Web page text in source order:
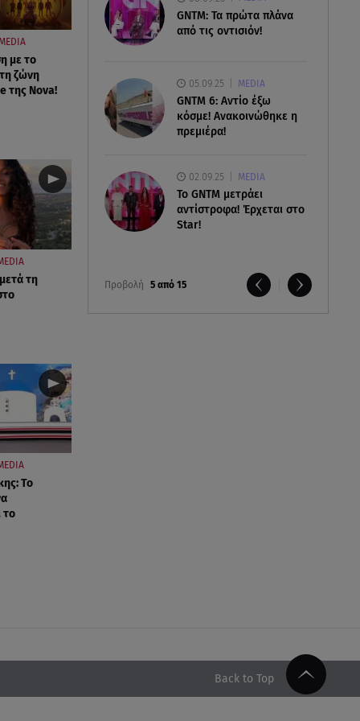
GNTM: Τα πρώτα πλάνα
από τις οντισιόν!
05.09.25 MEDIA
GNTM 6: Αντίο έξω
κόσμε! Ανακοινώθηκε η
πρεμιέρα!
02.09.25 MEDIA
Το GNTM μετράει
αντίστροφα! Έρχεται στο
Star!
Προβολή 5 από 15
MEDIA
με το
ζώνη
της Nova!
τη
Το
το
Back to Top